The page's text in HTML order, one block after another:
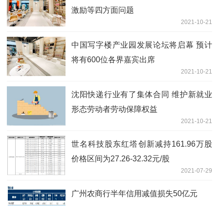
激励等四方面问题
2021-10-21
中国写字楼产业园发展论坛将启幕 预计
将有600位各界嘉宾出席
2021-10-21
沈阳快递行业有了集体合同 维护新就业
形态劳动者劳动保障权益
2021-10-21
世名科技股东红塔创新减持161.96万股
价格区间为27.26-32.32元/股
2021-07-29
广州农商行半年信用减值损失50亿元